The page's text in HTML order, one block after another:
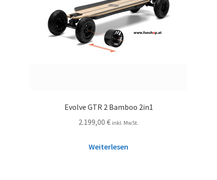
Evolve GTR 2 Bamboo 2in1
2.199,00 € inkl. MwSt.
Weiterlesen